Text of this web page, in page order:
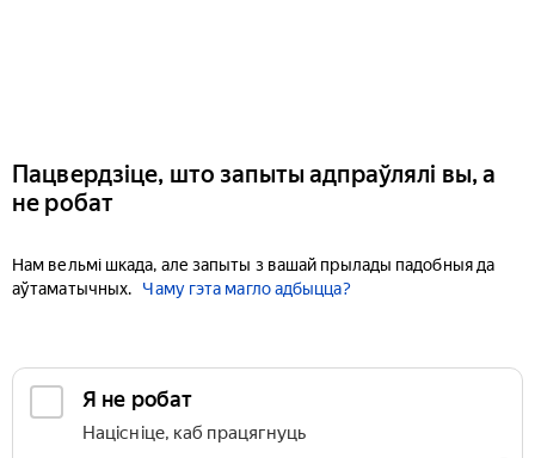
Пацвердзіце, што запыты адпраўлялі вы, а
не робат
Нам вельмі шкада, але запыты з вашай прылады падобныя да
аўтаматычных.
Чаму гэта магло адбыцца?
Я не робат
Націсніце, каб працягнуць